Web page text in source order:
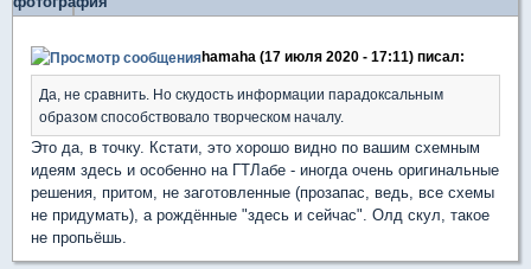
hamaha (17 июля 2020 - 17:11) писал:
Да, не сравнить. Но скудость информации парадоксальным
образом способствовало творческом началу.
Это да, в точку. Кстати, это хорошо видно по вашим схемным
идеям здесь и особенно на ГТЛабе - иногда очень оригинальные
решения, притом, не заготовленные (прозапас, ведь, все схемы
не придумать), а рождённые "здесь и сейчас". Олд скул, такое
не пропьёшь.